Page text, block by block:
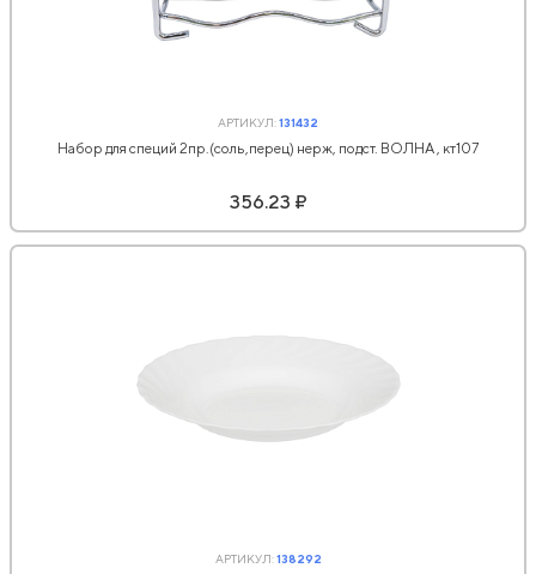
АРТИКУЛ:131432
Набор для специй 2пр.(соль,перец) нерж, подст. ВОЛНА , кт107
356.23 ₽
АРТИКУЛ:138292